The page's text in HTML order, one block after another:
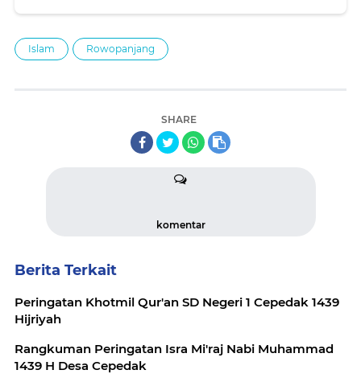
Islam Rowopanjang
SHARE
komentar
Berita Terkait
Peringatan Khotmil Qur'an SD Negeri 1 Cepedak 1439
Hijriyah
Rangkuman Peringatan Isra Mi'raj Nabi Muhammad
1439 H Desa Cepedak